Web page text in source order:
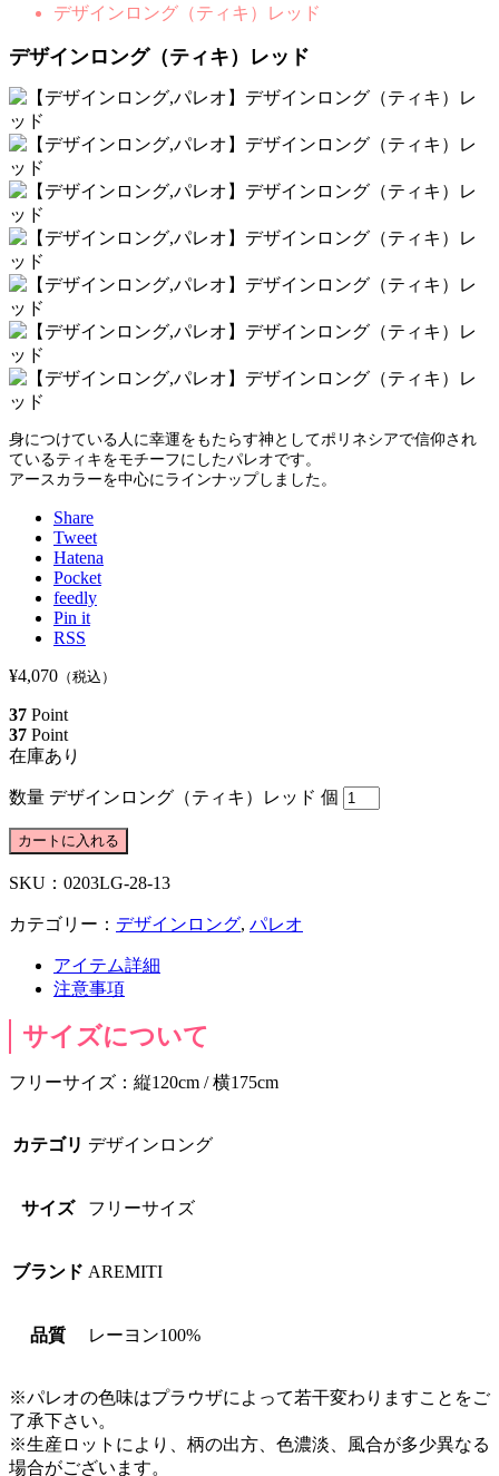
デザインロング（ティキ）レッド
デザインロング（ティキ）レッド
身につけている人に幸運をもたらす神としてポリネシアで信仰され
ているティキをモチーフにしたパレオです。
アースカラーを中心にラインナップしました。
Share
Tweet
Hatena
Pocket
feedly
Pin it
RSS
¥4,070 （税込）
37 Point
37 Point
在庫あり
数量 デザインロング（ティキ）レッド 個
カートに入れる
SKU： 0203LG-28-13
カテゴリー： デザインロング, パレオ
アイテム詳細
注意事項
サイズについて
フリーサイズ：縦120cm / 横175cm
カテゴリ デザインロング
サイズ フリーサイズ
ブランド AREMITI
品質 レーヨン100%
※パレオの色味はプラウザによって若干変わりますことをご
了承下さい。
※生産ロットにより、柄の出方、色濃淡、風合が多少異なる
場合がございます。